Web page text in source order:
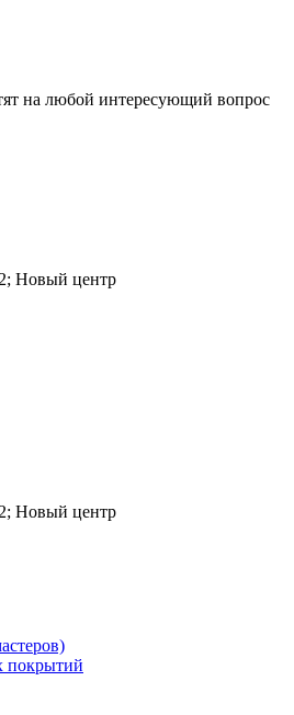
на любой интересующий вопрос
Новый центр
Новый центр
покрытий